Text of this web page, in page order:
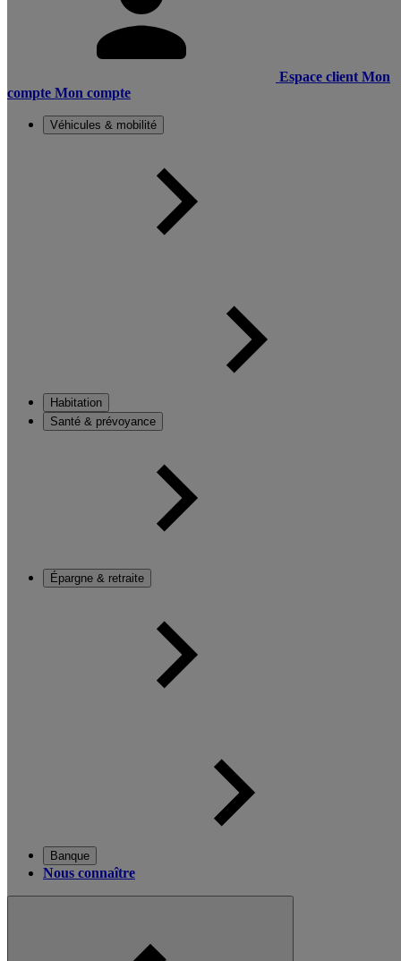
Espace client Mon
compte Mon compte
Véhicules & mobilité
Habitation
Santé & prévoyance
Épargne & retraite
Banque
Nous connaître